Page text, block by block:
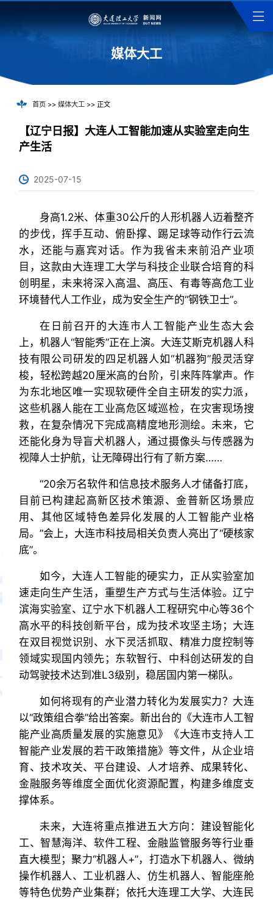
媒体大工
首页>> 媒体大工>> 正文
【辽宁日报】大连人工智能加速从实验室走向生
产生活
2025-07-15
身高1.2米、体重30公斤的人形机器人迈着整齐
的步伐，挥手互动、俯卧撑、踢足球等动作行云流
水，还能与嘉宾对话。作为我省未来前沿产业项
目，这款由大连理工大学与科技企业联合培育的科
创明星，未来将深入高温、高压、有毒等高危工业
环境替代人工作业，成为安全生产的“钢铁卫士”。
在日前召开的大连市人工智能产业生态大会
上，机器人“智能秀”正在上演。大连艾斯克机器人科
技有限公司研发的四足机器人如“机器狗”般灵活穿
梭，轻松跨越20厘米高的台阶，引来阵阵掌声。作
为东北地区唯一实现软硬件全自主研发的实力派，
这些机器人能在工业高危区域巡检，在灾害现场搜
救，在复杂情况下完成高精度地形测绘。未来，它
还能化身为导盲犬机器人，通过摄像头与传感器为
视障人士护航，让无障碍出行有了新方案……
“20余万名软件和信息技术服务人才储备打底，
目前已构建起高新区技术策源、金普新区场景应
用、其他区域特色差异化发展的人工智能产业格
局。”会上，大连市科技局相关负责人亮出了“硬核家
底”。
如今，大连人工智能的硬实力，正从实验室加
速走向生产生活，重塑生产方式与生活体验。辽宁
滨海实验室、辽宁水下机器人工程研究中心等36个
高水平的科技创新平台，成为技术攻坚主场；大连
在双目视觉识别、水下灵活抓取、精准力度控制等
领域实现国内领先；东软智行、中科创达研发的自
动驾驶技术达到准L3级别，稳居国内第一梯队。
如何将现有的产业潜力转化为发展实力？大连
以“政策组合拳”给出答案。新出台的《大连市人工智
能产业高质量发展的实施意见》《大连市支持人工
智能产业发展的若干政策措施》等文件，从企业培
育、技术攻关、平台建设、人才培养、成果转化、
金融服务等维度全面优化资源配置，构建多维度支
撑体系。
未来，大连将重点推进五大方向：建设智能化
工、智慧海洋、软件工程、金融监管服务等行业垂
直大模型；聚力“机器人+”，打造水下机器人、微纳
操作机器人、工业机器人、仿生机器人、智能座舱
等特色优势产业集群；依托大连理工大学、大连民